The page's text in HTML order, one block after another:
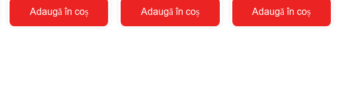
Adaugă în coș Adaugă în coș Adaugă în coș